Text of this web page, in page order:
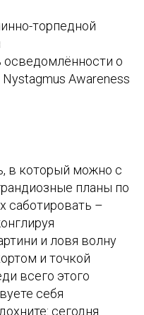
торпедной
о
Awareness
в который можно с
планы по
саботировать –
и ловя волну
и точкой
всего этого
себя
сегодня